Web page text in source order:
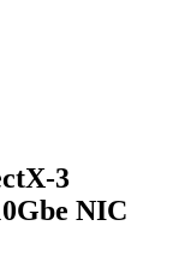
3
NIC